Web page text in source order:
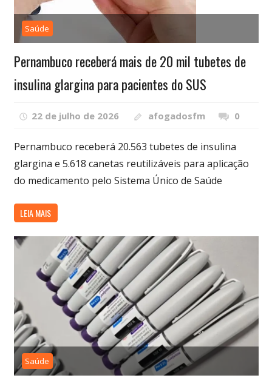
Saúde
Pernambuco receberá mais de 20 mil tubetes de
insulina glargina para pacientes do SUS
22 de julho de 2026 afogadosfm 0
Pernambuco receberá 20.563 tubetes de insulina
glargina e 5.618 canetas reutilizáveis para aplicação
do medicamento pelo Sistema Único de Saúde
LEIA MAIS
Saúde